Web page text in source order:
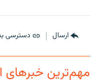
زبان‌های دیگر
ارسال دسترسی
مهم‌ترین خبرهای